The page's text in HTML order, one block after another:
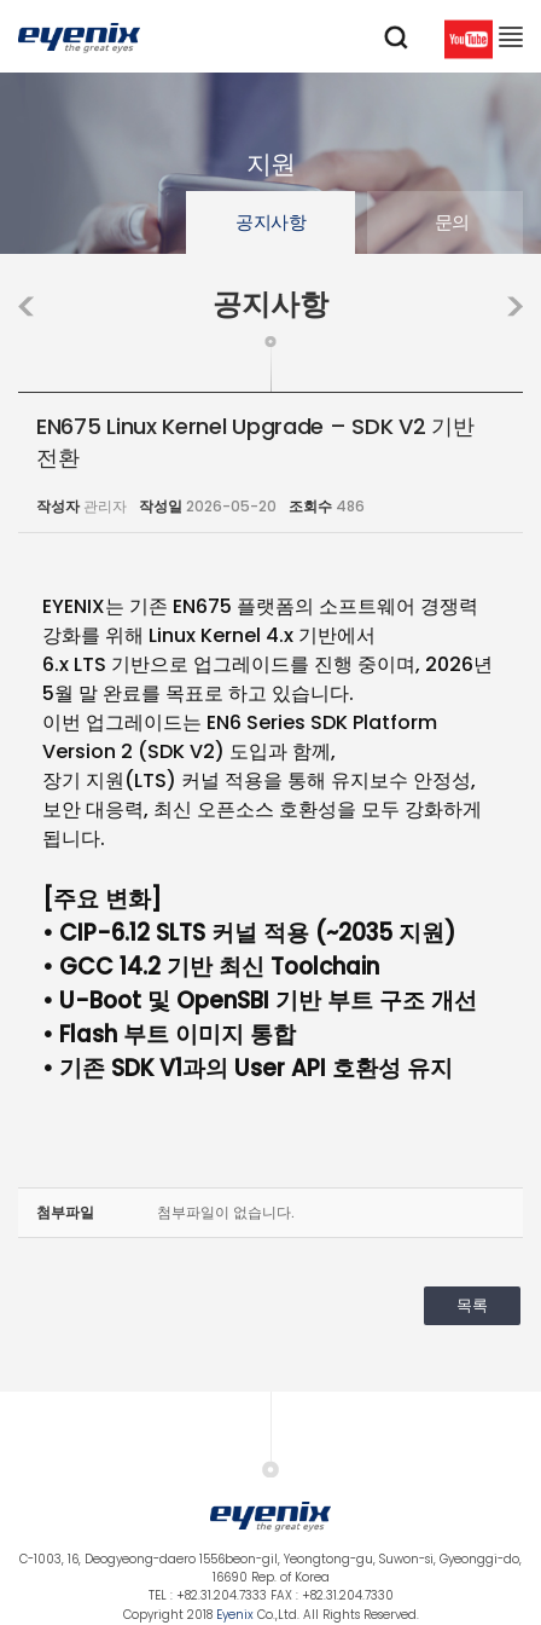
지원
공지사항 문의
공지사항
EN675 Linux Kernel Upgrade – SDK V2 기반
전환
작성자 관리자 작성일 2026-05-20 조회수 486
EYENIX는 기존 EN675 플랫폼의 소프트웨어 경쟁력
강화를 위해 Linux Kernel 4.x 기반에서
6.x LTS 기반으로 업그레이드를 진행 중이며, 2026년
5월 말 완료를 목표로 하고 있습니다.
이번 업그레이드는 EN6 Series SDK Platform
Version 2 (SDK V2) 도입과 함께,
장기 지원(LTS) 커널 적용을 통해 유지보수 안정성,
보안 대응력, 최신 오픈소스 호환성을 모두 강화하게
됩니다.
[주요 변화]
• CIP-6.12 SLTS 커널 적용 (~2035 지원)
• GCC 14.2 기반 최신 Toolchain
• U-Boot 및 OpenSBI 기반 부트 구조 개선
• Flash 부트 이미지 통합
• 기존 SDK V1과의 User API 호환성 유지
첨부파일 첨부파일이 없습니다.
목록
C-1003, 16, Deogyeong-daero 1556beon-gil, Yeongtong-gu, Suwon-si, Gyeonggi-do,
16690 Rep. of Korea
TEL : +82.31.204.7333 FAX : +82.31.204.7330
Copyright 2018 EyenixCo.,Ltd. All Rights Reserved.